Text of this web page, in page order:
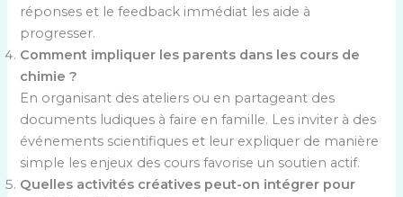
réponses et le feedback immédiat les aide à
progresser.
Comment impliquer les parents dans les cours de
chimie ?
En organisant des ateliers ou en partageant des
documents ludiques à faire en famille. Les inviter à des
événements scientifiques et leur expliquer de manière
simple les enjeux des cours favorise un soutien actif.
Quelles activités créatives peut-on intégrer pour